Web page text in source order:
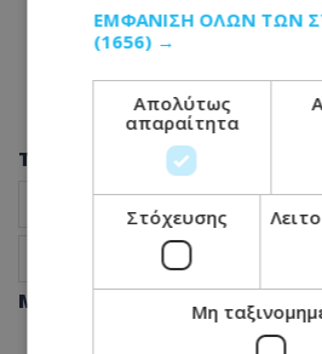
Tags
Πολιτική Κύπρος Ειδήσεις
Μοιράσου αυτό το άρθρο
ΕΜΦΆΝΙΣΗ ΌΛΩΝ ΤΩΝ
(1656) →
Απολύτως
απαραίτητα
Στόχευσης
Μη